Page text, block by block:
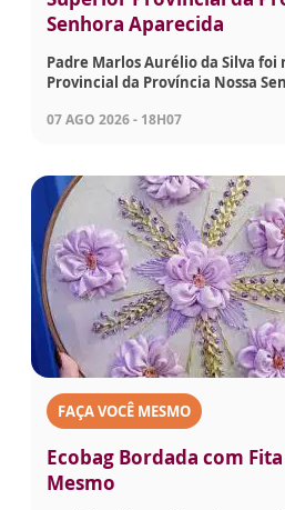
Senhora Aparecida
Padre Marlos Aurélio da Silva
Provincial da Província Nossa
07 AGO 2026 - 18H07
FAÇA VOCÊ MESMO
Ecobag Bordada com Fita
Mesmo